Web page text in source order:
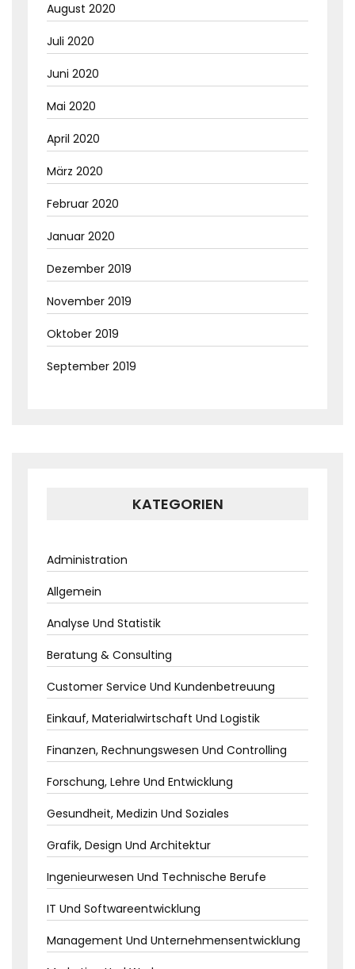
August 2020
Juli 2020
Juni 2020
Mai 2020
April 2020
März 2020
Februar 2020
Januar 2020
Dezember 2019
November 2019
Oktober 2019
September 2019
KATEGORIEN
Administration
Allgemein
Analyse Und Statistik
Beratung & Consulting
Customer Service Und Kundenbetreuung
Einkauf, Materialwirtschaft Und Logistik
Finanzen, Rechnungswesen Und Controlling
Forschung, Lehre Und Entwicklung
Gesundheit, Medizin Und Soziales
Grafik, Design Und Architektur
Ingenieurwesen Und Technische Berufe
IT Und Softwareentwicklung
Management Und Unternehmensentwicklung